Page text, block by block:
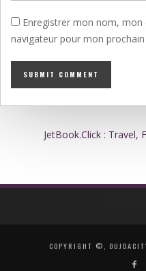
Enregistrer mon nom,
navigateur pour mon
JetBook.Click : Travel,
COPYRIGHT ©,